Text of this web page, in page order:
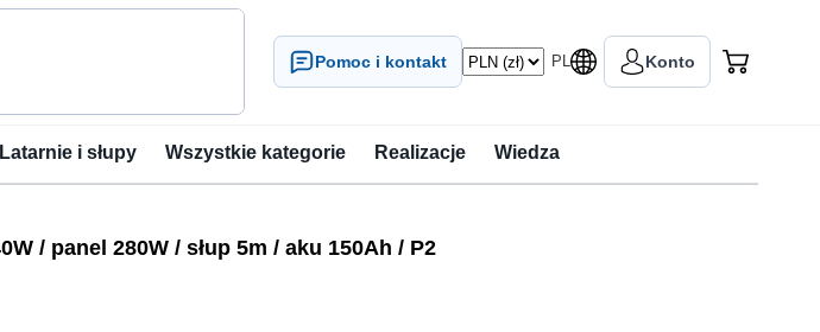
Pomoc i kontakt PL Konto
Latarnie i słupy Wszystkie kategorie Realizacje Wiedza
/ panel 280W / słup 5m / aku 150Ah / P2